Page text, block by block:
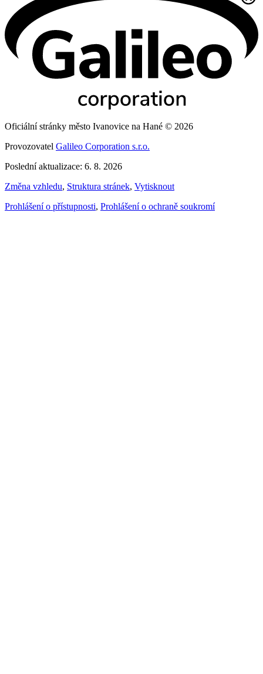
Oficiální stránky město Ivanovice na Hané © 2026
Provozovatel Galileo Corporation s.r.o.
Poslední aktualizace: 6. 8. 2026
Změna vzhledu, Struktura stránek, Vytisknout
Prohlášení o přístupnosti, Prohlášení o ochraně soukromí